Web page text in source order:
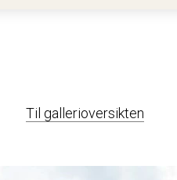
Til gallerioversikten